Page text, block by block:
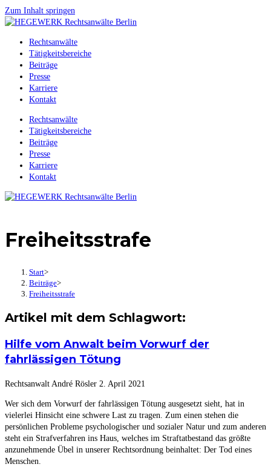
Zum Inhalt springen
Rechtsanwälte
Tätigkeitsbereiche
Beiträge
Presse
Karriere
Kontakt
Rechtsanwälte
Tätigkeitsbereiche
Beiträge
Presse
Karriere
Kontakt
Freiheitsstrafe
Start>
Beiträge>
Freiheitsstrafe
Artikel mit dem Schlagwort:
Hilfe vom Anwalt beim Vorwurf der
fahrlässigen Tötung
Rechtsanwalt André Rösler 2. April 2021
Wer sich dem Vorwurf der fahrlässigen Tötung ausgesetzt sieht, hat in
vielerlei Hinsicht eine schwere Last zu tragen. Zum einen stehen die
persönlichen Probleme psychologischer und sozialer Natur und zum anderen
steht ein Strafverfahren ins Haus, welches im Straftatbestand das größte
anzunehmende Übel in unserer Rechtsordnung beinhaltet: Der Tod eines
Menschen.